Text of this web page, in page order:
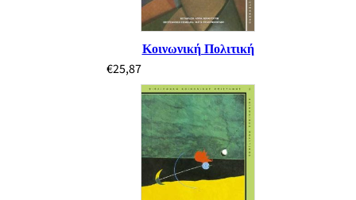
Κοινωνική Πολιτική
€25,87